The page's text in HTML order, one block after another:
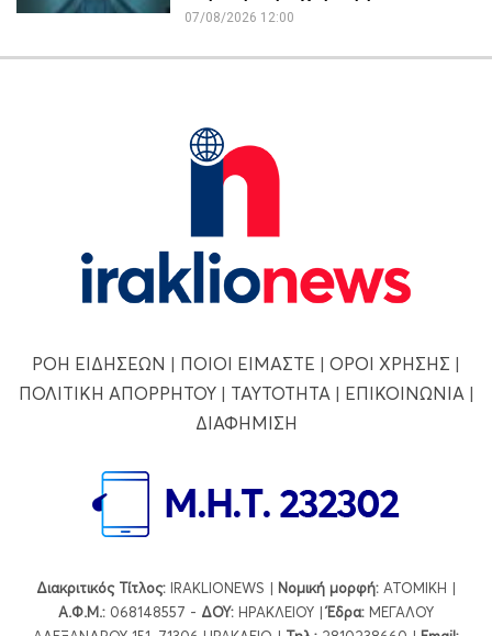
07/08/2026 12:00
ΡΟΗ ΕΙΔΗΣΕΩΝ | ΠΟΙΟΙ ΕΙΜΑΣΤΕ | ΟΡΟΙ ΧΡΗΣΗΣ |
ΠΟΛΙΤΙΚΗ ΑΠΟΡΡΗΤΟΥ| ΤΑΥΤΟΤΗΤΑ | ΕΠΙΚΟΙΝΩΝΙΑ |
ΔΙΑΦΗΜΙΣΗ
Διακριτικός Τίτλος: IRAKLIONEWS | Νομική μορφή: ΑΤΟΜΙΚΗ |
Α.Φ.Μ.: 068148557 - ΔΟΥ: ΗΡΑΚΛΕΙΟΥ |Έδρα: ΜΕΓΑΛΟΥ